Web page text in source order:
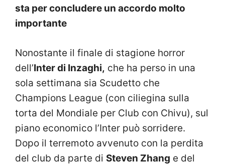
sta per concludere un accordo molto
importante
Nonostante il finale di stagione horror
dell’Inter di Inzaghi, che ha perso in una
sola settimana sia Scudetto che
Champions League (con ciliegina sulla
torta del Mondiale per Club con Chivu), sul
piano economico l’Inter può sorridere.
Dopo il terremoto avvenuto con la perdita
del club da parte di Steven Zhang e del